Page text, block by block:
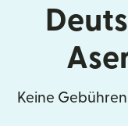
Keine